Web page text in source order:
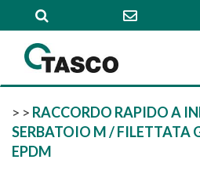
> > RACCORDO RAPIDO A
SERBATOIO M / FILETTATA
EPDM